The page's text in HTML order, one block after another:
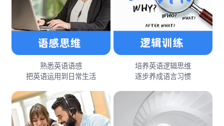
熟悉英语语感
把英语运用到日常生活
培养英语逻辑思维
逐步养成语言习惯